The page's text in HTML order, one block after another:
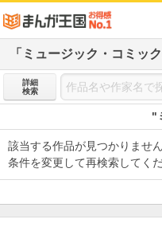
「ミュージック・コミッ
詳細
検索
"
該当する作品が見つかりません
条件を変更して再検索してくだ